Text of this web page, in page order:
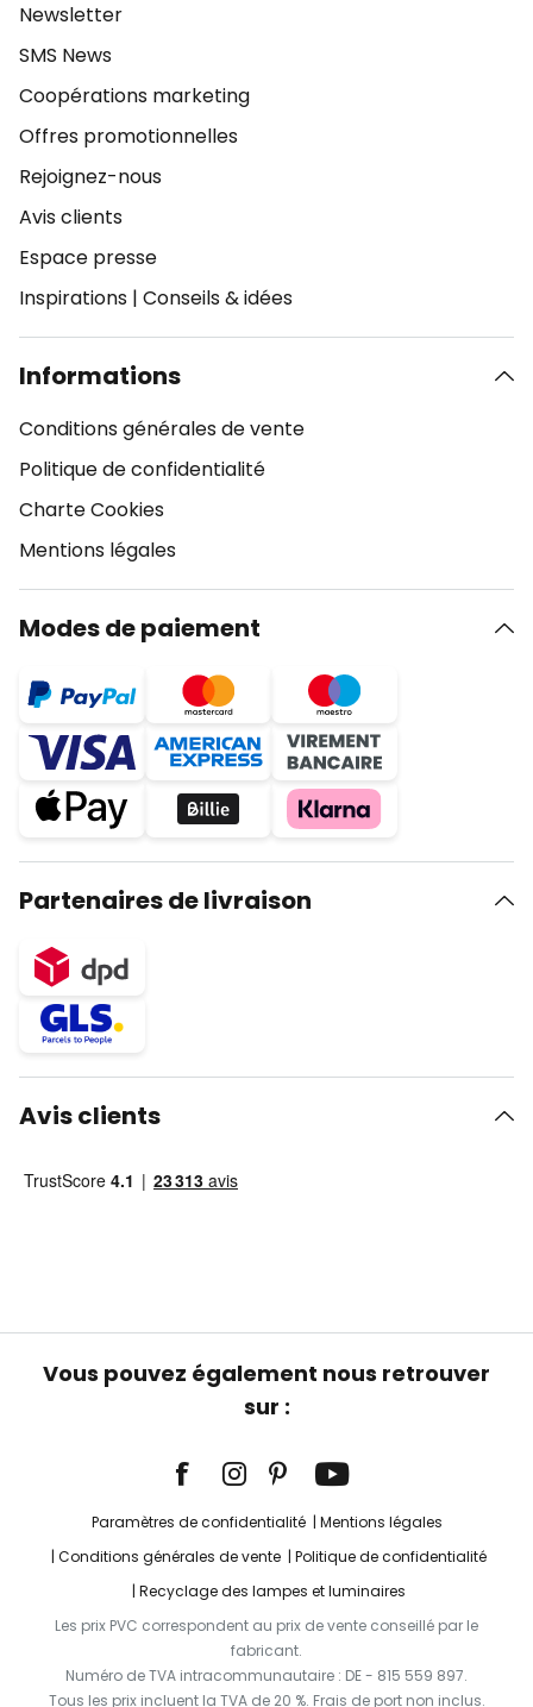
Newsletter
SMS News
Coopérations marketing
Offres promotionnelles
Rejoignez-nous
Avis clients
Espace presse
Inspirations | Conseils & idées
Informations
Conditions générales de vente
Politique de confidentialité
Charte Cookies
Mentions légales
Modes de paiement
Partenaires de livraison
Avis clients
Vous pouvez également nous retrouver
sur :
Paramètres de confidentialité
Mentions légales
Conditions générales de vente
Politique de confidentialité
Recyclage des lampes et luminaires
Les prix PVC correspondent au prix de vente conseillé par le
fabricant.
Numéro de TVA intracommunautaire : DE - 815 559 897.
Tous les prix incluent la TVA de 20 %. Frais de port non inclus.